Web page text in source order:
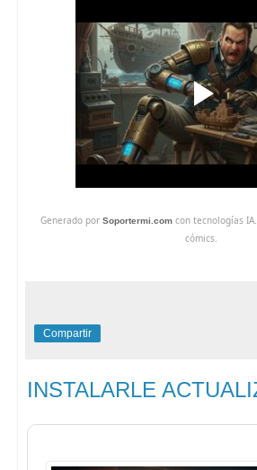
Generado por Soportermi.comcon tecnologías
cómics.
Compartir
INSTALARLE